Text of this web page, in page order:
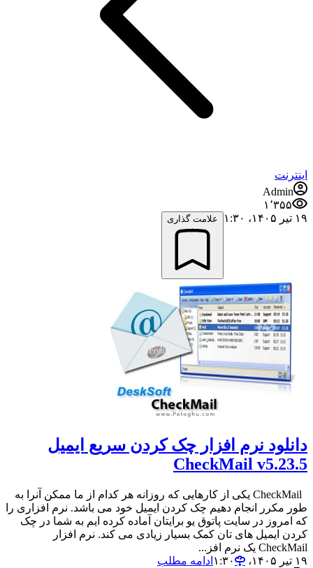
اینترنت
Admin
۱٬۳۵۵
۱۹ تیر ۱۴۰۵،‏ ۱:۳۰
علامت گذاری
دانلود نرم افزار چک کردن سریع ایمیل
CheckMail v5.23.5
CheckMail یکی از کارهایی که روزانه هر کدام از ما ممکن آنرا به
طور مکرر انجام دهیم چک کردن ایمیل خود می باشد. نرم افزاری را
که امروز در سایت پاتوق یو برایتان آماده کرده ایم به شما در چک
کردن ایمیل های تان کمک بسیار زیادی می کند. نرم افزار
CheckMail یک نرم افز...
۱۹ تیر ۱۴۰۵،‏ ۱:۳۰
ادامه مطلب